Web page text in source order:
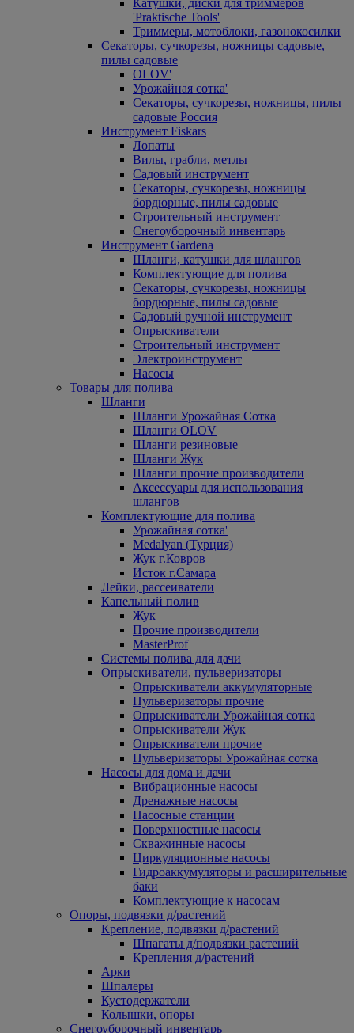
Катушки, диски для триммеров
'Praktische Tools'
Триммеры, мотоблоки, газонокосилки
Секаторы, сучкорезы, ножницы садовые,
пилы садовые
OLOV'
Урожайная сотка'
Секаторы, сучкорезы, ножницы, пилы
садовые Россия
Инструмент Fiskars
Лопаты
Вилы, грабли, метлы
Садовый инструмент
Секаторы, сучкорезы, ножницы
бордюрные, пилы садовые
Строительный инструмент
Снегоуборочный инвентарь
Инструмент Gardena
Шланги, катушки для шлангов
Комплектующие для полива
Секаторы, сучкорезы, ножницы
бордюрные, пилы садовые
Садовый ручной инструмент
Опрыскиватели
Строительный инструмент
Электроинструмент
Насосы
Товары для полива
Шланги
Шланги Урожайная Сотка
Шланги OLOV
Шланги резиновые
Шланги Жук
Шланги прочие производители
Аксессуары для использования
шлангов
Комплектующие для полива
Урожайная сотка'
Medalyan (Турция)
Жук г.Ковров
Исток г.Самара
Лейки, рассеиватели
Капельный полив
Жук
Прочие производители
MasterProf
Системы полива для дачи
Опрыскиватели, пульверизаторы
Опрыскиватели аккумуляторные
Пульверизаторы прочие
Опрыскиватели Урожайная сотка
Опрыскиватели Жук
Опрыскиватели прочие
Пульверизаторы Урожайная сотка
Насосы для дома и дачи
Вибрационные насосы
Дренажные насосы
Насосные станции
Поверхностные насосы
Скважинные насосы
Циркуляционные насосы
Гидроаккумуляторы и расширительные
баки
Комплектующие к насосам
Опоры, подвязки д/растений
Крепление, подвязки д/растений
Шпагаты д/подвязки растений
Крепления д/растений
Арки
Шпалеры
Кустодержатели
Колышки, опоры
Снегоуборочный инвентарь